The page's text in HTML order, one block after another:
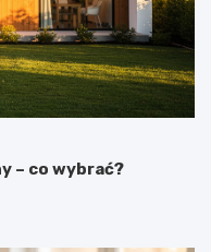
– co wybrać?